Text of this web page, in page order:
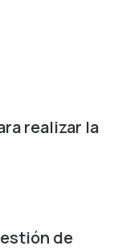
realizar la
de